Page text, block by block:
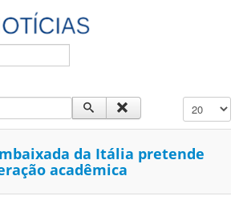
Exibir #
da Itália pretende
acadêmica